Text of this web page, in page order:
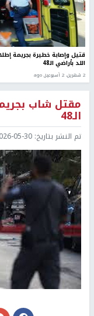
قتيل وإصابة خطيرة بجريمة
اللد بأراضي الـ48
2 شهرين، 2 أسبوعين ago
مقتل شاب
الـ48
تم النشر بتاريخ: 05-30 10:25